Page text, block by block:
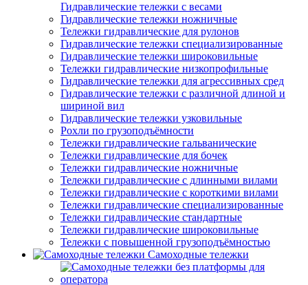
Гидравлические тележки с весами
Гидравлические тележки ножничные
Тележки гидравлические для рулонов
Гидравлические тележки специализированные
Гидравлические тележки широковильные
Тележки гидравлические низкопрофильные
Гидравлические тележки для агрессивных сред
Гидравлические тележки с различной длиной и
шириной вил
Гидравлические тележки узковильные
Рохли по грузоподъёмности
Тележки гидравлические гальванические
Тележки гидравлические для бочек
Тележки гидравлические ножничные
Тележки гидравлические с длинными вилами
Тележки гидравлические с короткими вилами
Тележки гидравлические специализированные
Тележки гидравлические стандартные
Тележки гидравлические широковильные
Тележки с повышенной грузоподъёмностью
Самоходные тележки